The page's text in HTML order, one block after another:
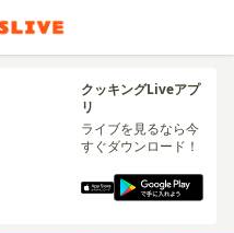
クッキングLiveアプ
リ
ライブを見るなら今
すぐダウンロード！